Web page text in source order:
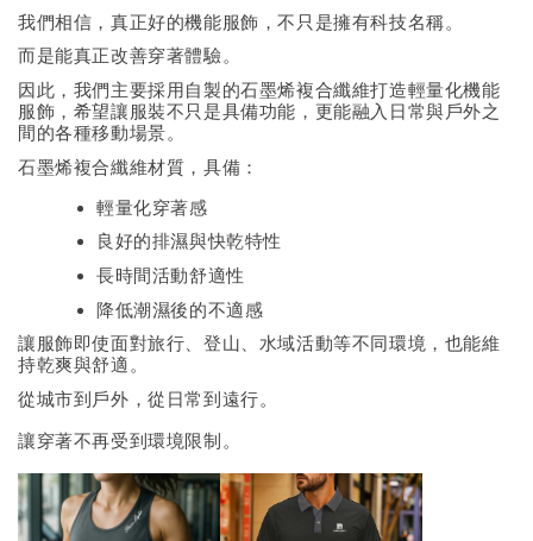
我們相信，真正好的機能服飾，不只是擁有科技名稱。
而是能真正改善穿著體驗。
因此，我們主要採用自製的石墨烯複合纖維打造輕量化機能
服飾，希望讓服裝不只是具備功能，更能融入日常與戶外之
間的各種移動場景。
石墨烯複合纖維材質，具備：
輕量化穿著感
良好的排濕與快乾特性
長時間活動舒適性
降低潮濕後的不適感
讓服飾即使面對旅行、登山、水域活動等不同環境，也能維
持乾爽與舒適。
從城市到戶外，從日常到遠行。
讓穿著不再受到環境限制。